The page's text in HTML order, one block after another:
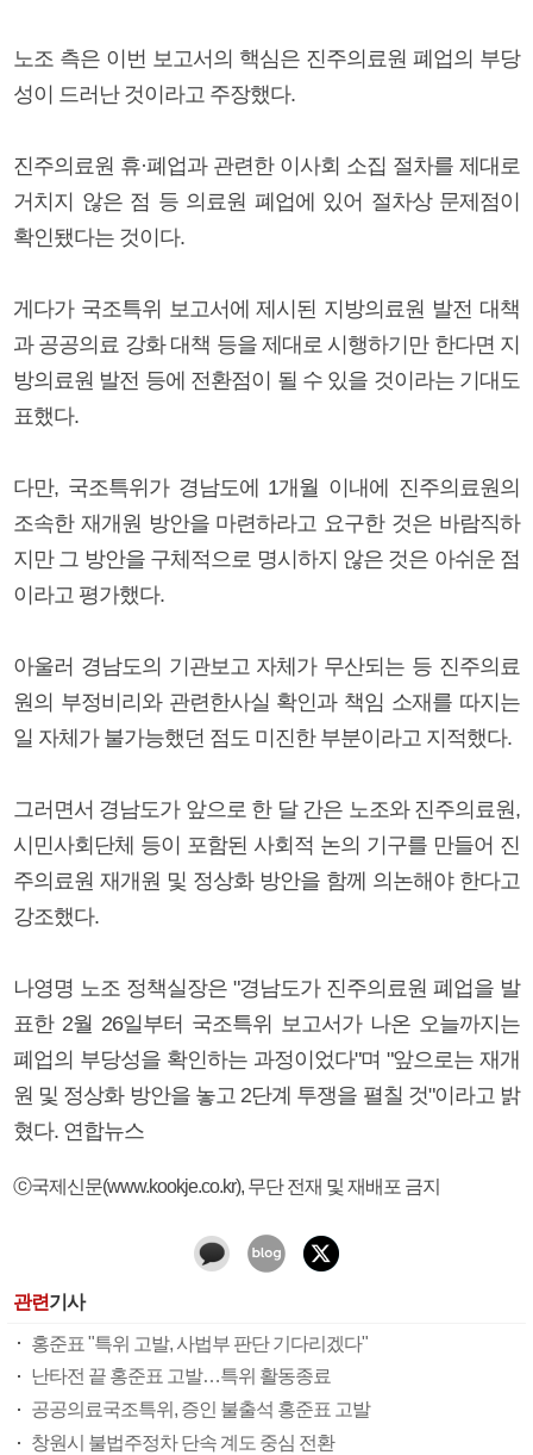
노조 측은 이번 보고서의 핵심은 진주의료원 폐업의 부당
성이 드러난 것이라고 주장했다.
진주의료원 휴·폐업과 관련한 이사회 소집 절차를 제대로
거치지 않은 점 등 의료원 폐업에 있어 절차상 문제점이
확인됐다는 것이다.
게다가 국조특위 보고서에 제시된 지방의료원 발전 대책
과 공공의료 강화 대책 등을 제대로 시행하기만 한다면 지
방의료원 발전 등에 전환점이 될 수 있을 것이라는 기대도
표했다.
다만, 국조특위가 경남도에 1개월 이내에 진주의료원의
조속한 재개원 방안을 마련하라고 요구한 것은 바람직하
지만 그 방안을 구체적으로 명시하지 않은 것은 아쉬운 점
이라고 평가했다.
아울러 경남도의 기관보고 자체가 무산되는 등 진주의료
원의 부정비리와 관련한사실 확인과 책임 소재를 따지는
일 자체가 불가능했던 점도 미진한 부분이라고 지적했다.
그러면서 경남도가 앞으로 한 달 간은 노조와 진주의료원,
시민사회단체 등이 포함된 사회적 논의 기구를 만들어 진
주의료원 재개원 및 정상화 방안을 함께 의논해야 한다고
강조했다.
나영명 노조 정책실장은 "경남도가 진주의료원 폐업을 발
표한 2월 26일부터 국조특위 보고서가 나온 오늘까지는
폐업의 부당성을 확인하는 과정이었다"며 "앞으로는 재개
원 및 정상화 방안을 놓고 2단계 투쟁을 펼칠 것"이라고 밝
혔다. 연합뉴스
ⓒ국제신문(www.kookje.co.kr), 무단 전재 및 재배포 금지
관련기사
홍준표 "특위 고발, 사법부 판단 기다리겠다"
난타전 끝 홍준표 고발…특위 활동종료
공공의료국조특위, 증인 불출석 홍준표 고발
창원시 불법주정차 단속 계도 중심 전환